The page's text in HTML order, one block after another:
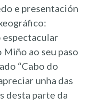
e presentación
ao seu paso
“Cabo do
unha das
desta parte da